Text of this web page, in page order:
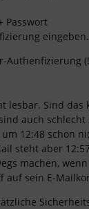
Passwort
eingeben.
Authenfizierung
lesbar. Sind das
auch
um 12:48 schon
steht aber
machen,
auf sein E-